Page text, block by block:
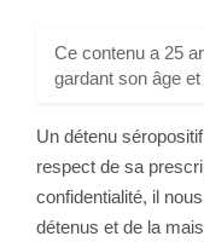
Ce contenu a 25
gardant son âge
Un détenu
respect de sa
confidentialité, il
détenus et de la